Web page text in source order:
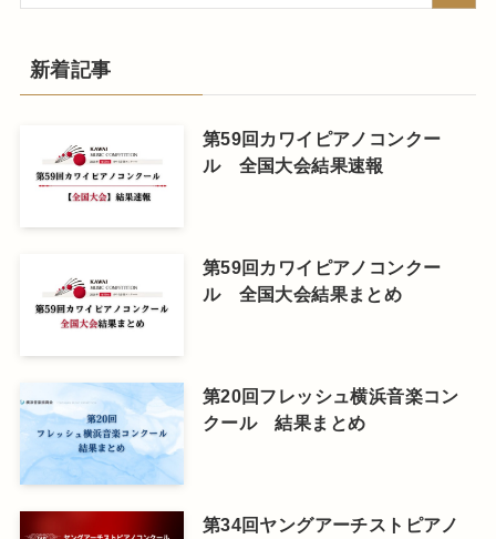
新着記事
第59回カワイピアノコンクー
ル 全国大会結果速報
第59回カワイピアノコンクー
ル 全国大会結果まとめ
第20回フレッシュ横浜音楽コン
クール 結果まとめ
第34回ヤングアーチストピアノ